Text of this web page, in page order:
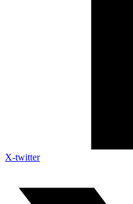
X-twitter